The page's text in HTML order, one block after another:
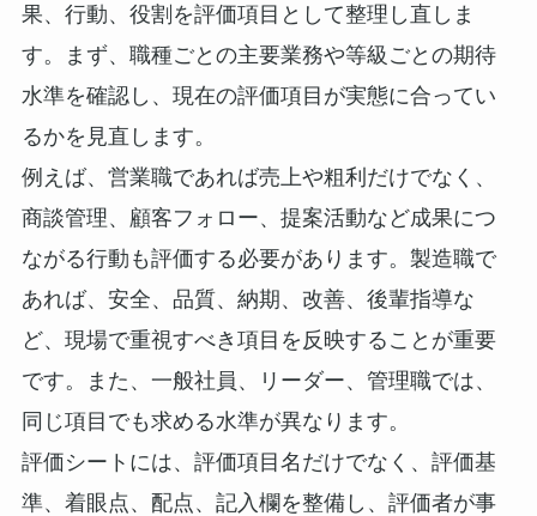
果、行動、役割を評価項目として整理し直しま
す。まず、職種ごとの主要業務や等級ごとの期待
水準を確認し、現在の評価項目が実態に合ってい
るかを見直します。
例えば、営業職であれば売上や粗利だけでなく、
商談管理、顧客フォロー、提案活動など成果につ
ながる行動も評価する必要があります。製造職で
あれば、安全、品質、納期、改善、後輩指導な
ど、現場で重視すべき項目を反映することが重要
です。また、一般社員、リーダー、管理職では、
同じ項目でも求める水準が異なります。
評価シートには、評価項目名だけでなく、評価基
準、着眼点、配点、記入欄を整備し、評価者が事